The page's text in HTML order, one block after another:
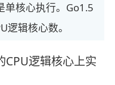
单核心执行。Go1.5
逻辑核心数。
CPU逻辑核心上实